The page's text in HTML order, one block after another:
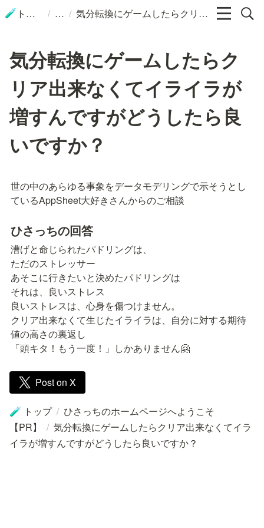
🧪 トップ / / 気分転換にゲームしたらクリア出来なくてイライラが増すんですがどうしたら良いですか？
気分転換にゲームしたらク
リア出来なくてイライラが
増すんですがどうしたら良
いですか？
世の中のあらゆる事象をデータモデリングで示そうとし
ているAppSheet大好きさんからのご相談
ひさっちの回答
漕げと命じられたパドリングは、
ただのストレッサー
あそこに行きたいと決めたパドリングは
それは、良いストレス
良いストレスは、心身を傷つけません。
クリア出来なくて生じたイライラは、自分に対する期待
値の高さの裏返し
「頭キタ！もう一度！」しかありません🤗
Post on X
🧪 トップ / ひさっちのホームページへようこそ
【PR】
/ 気分転換にゲームしたらクリア出来なくてイラ
イラが増すんですがどうしたら良いですか？